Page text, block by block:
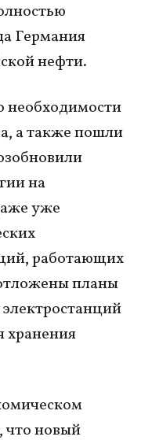
Германия
нефти.
необходимости
а также пошли
на
уже
работающих
планы
хранения
что новый